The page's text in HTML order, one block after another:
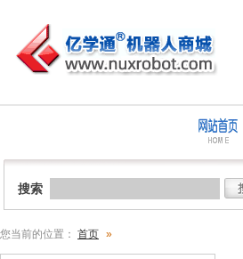
搜索
您当前的位置： 首页 »